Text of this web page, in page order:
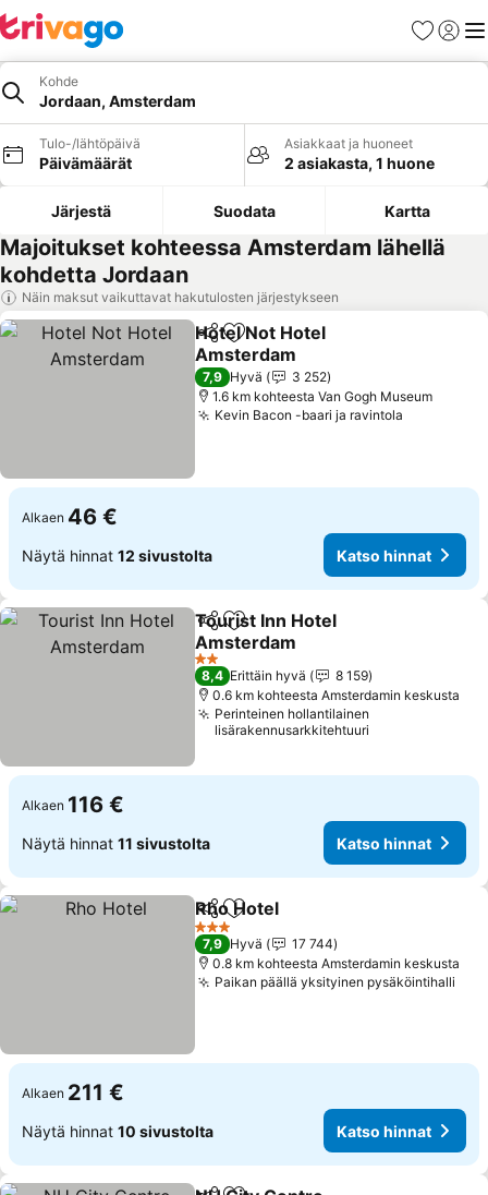
Suosikit
Kohde
Jordaan, Amsterdam
Tulo-/lähtöpäivä
Päivämäärät
Asiakkaat ja huoneet
2 asiakasta, 1 huone
Järjestä Suodata Kartta
Majoitukset kohteessa Amsterdam lähellä
kohdetta Jordaan
Näin maksut vaikuttavat hakutulosten järjestykseen
Jaa Lisää suosikkeihin
Hotel Not Hotel
Amsterdam
Katso hinnat
7,9 Hyvä
3 252
1.6 km kohteesta Van Gogh Museum
Kevin Bacon -baari ja ravintola
Alkaen 46 €
Näytä hinnat 12 sivustolta Katso hinnat
Jaa Lisää suosikkeihin
Tourist Inn Hotel
Amsterdam
Katso hinnat
2 Tähtiluokitus
8,4 Erittäin hyvä
8 159
0.6 km kohteesta Amsterdamin keskusta
Perinteinen hollantilainen
lisärakennusarkkitehtuuri
Alkaen 116 €
Näytä hinnat 11 sivustolta Katso hinnat
Jaa Lisää suosikkeihin
Rho Hotel
3 Tähtiluokitus
7,9 Hyvä
17 744
0.8 km kohteesta Amsterdamin keskusta
Paikan päällä yksityinen pysäköintihalli
Alkaen 211 €
Näytä hinnat 10 sivustolta Katso hinnat